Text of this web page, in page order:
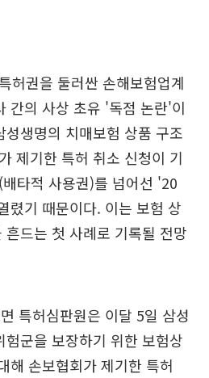
허권을 둘러싼 손해보험업계
간의 사상 초유 '독점 논란'이
생명의 치매보험 상품 구조
제기한 특허 취소 신청이 기
타적 사용권)를 넘어선 '20
렸기 때문이다. 이는 보험 상
드는 첫 사례로 기록될 전망
특허심판원은 이달 5일 삼성
험군을 보장하기 위한 보험상
해 손보협회가 제기한 특허